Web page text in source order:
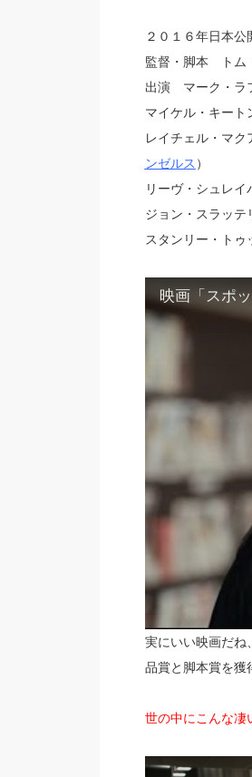
２０１６年日本
監督・脚本 トム
出演 マーク・ラ
マイケル・キート
レイチェル・マク
ンゼルス ）
リーヴ・シュレイ
ジョン・スラッテ
スタンリー・トゥ
映画「スポ
実にいい映画だね
品賞と脚本賞を獲
世の中にこんな凄